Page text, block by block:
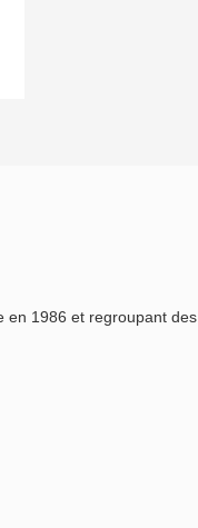
en 1986 et regroupant des